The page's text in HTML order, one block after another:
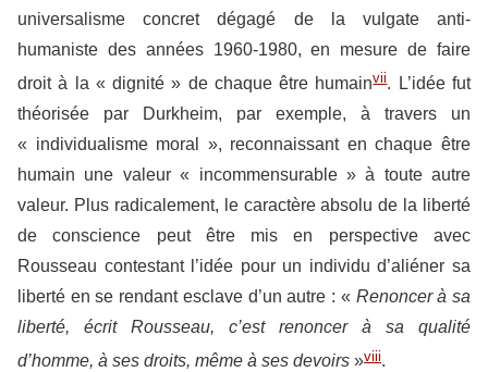
universalisme concret dégagé de la vulgate anti-
humaniste des années 1960-1980, en mesure de faire
droit à la « dignité » de chaque être humainvii. L’idée fut
théorisée par Durkheim, par exemple, à travers un
« individualisme moral », reconnaissant en chaque être
humain une valeur « incommensurable » à toute autre
valeur. Plus radicalement, le caractère absolu de la liberté
de conscience peut être mis en perspective avec
Rousseau contestant l’idée pour un individu d’aliéner sa
liberté en se rendant esclave d’un autre : « Renoncer à sa
liberté, écrit Rousseau, c’est renoncer à sa qualité
d’homme, à ses droits, même à ses devoirs »viii.